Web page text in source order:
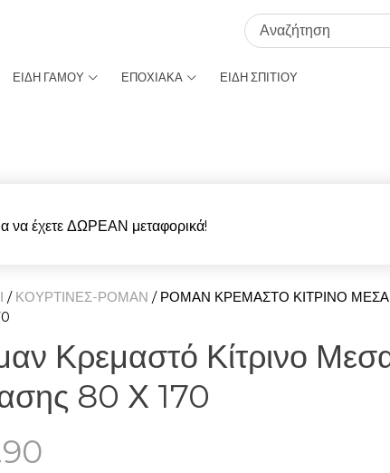
ΕΙΔΗ ΓΑΜΟΥ ΕΠΟΧΙΑΚΑ ΕΙΔΗ ΣΠΙΤΙΟΥ
να έχετε ΔΩΡΕΑΝ μεταφορικά!
/ ΚΟΥΡΤΙΝΕΣ-ΡΟΜΑΝ / ΡΌΜΑΝ ΚΡΕΜΑΣΤΌ ΚΊΤΡΙΝΟ
Κρεμαστό Κίτρινο
80 Χ 170